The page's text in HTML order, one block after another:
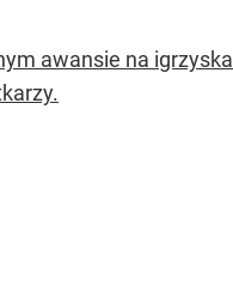
awansie na igrzyska